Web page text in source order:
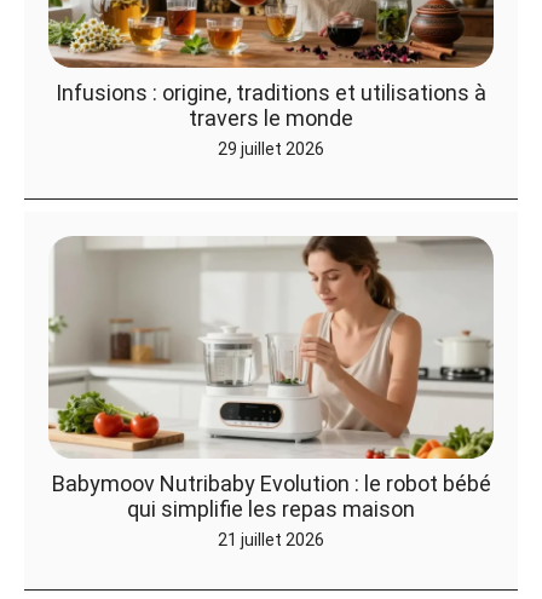
Infusions : origine, traditions et utilisations à
travers le monde
29 juillet 2026
Babymoov Nutribaby Evolution : le robot bébé
qui simplifie les repas maison
21 juillet 2026